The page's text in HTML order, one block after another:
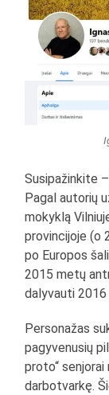
Susipažinkite
Pagal autorių
mokyklą
provincijoje (o
po Europos
2015 metų
dalyvauti 2016
Personažas
pagyvenusių
proto“ senjorai
darbotvarkę.